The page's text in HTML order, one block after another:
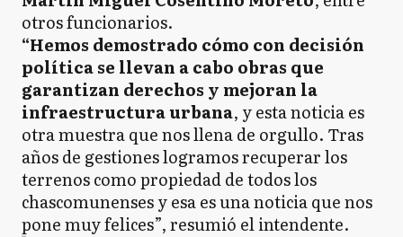
otros funcionarios.
“Hemos demostrado cómo con decisión
política se llevan a cabo obras que
garantizan derechos y mejoran la
infraestructura urbana, y esta noticia es
otra muestra que nos llena de orgullo. Tras
años de gestiones logramos recuperar los
terrenos como propiedad de todos los
chascomunenses y esa es una noticia que nos
pone muy felices”, resumió el intendente.